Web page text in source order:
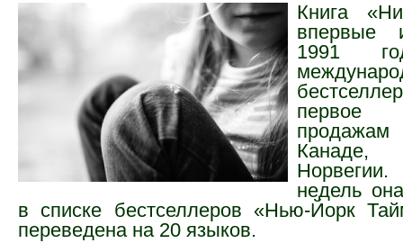
Книга
впервые
1991
первое
Канаде,
Норвегии.
недель
в списке бестселлеров «Нью-Йорк
переведена на 20 языков.